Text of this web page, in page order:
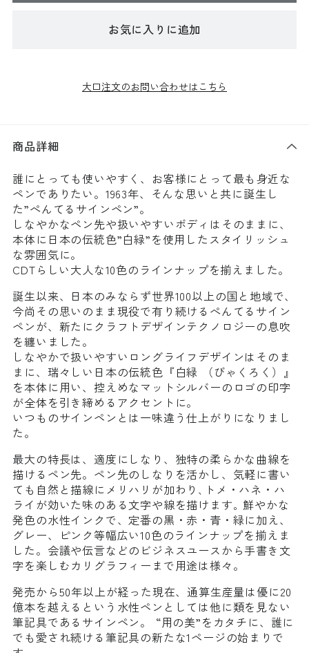
お気に入りに追加
大口注文のお問い合わせはこちら
商品詳細
誰にとっても使いやすく、お客様にとって最も身近な
ペンでありたい。1963年、そんな思いと共に誕生し
た”ぺんてるサインペン”。
しなやかなペン先や扱いやすいボディはそのままに、
本体に日本の伝統色”白緑”を使用したスタイリッシュ
な雰囲気に。
CDTらしい大人な10色のラインナップを揃えました。
誕生以来、日本のみならず世界100以上の国と地域で、
今尚その思いのまま現役で有り続けるぺんてるサイン
ペンが、新たにクラフトデザインテクノロジーの息吹
を纏いました。
しなやかで扱いやすいロングライフデザインはそのま
まに、瑞々しい日本の伝統色『白緑 （びゃくろく）』
を本体に用い、控えめなマットシルバーのロゴの印字
が全体を引き締めるアクセントに。
いつものサインペンとは一味違う仕上がりになりまし
た。
最大の特長は、適度にしなり、独特の柔らかな曲線を
描けるペン先。ペン先のしなりを活かし、気軽に書い
ても自然と描線にメリハリが加わり､トメ・ハネ・ハ
ライが効いた味のある文字や線を描けます｡ 鮮やかな
発色の水性インクで、定番の黒・赤・青・緑に加え、
グレー、ピンク等幅広い10色のラインナップを揃えま
した。会議や伝言などのビジネスユースから手書き文
字を楽しむカリグラフィーまで用途は様々。
発売から50年以上が経った現在、通算生産量は優に20
億本を越えるという水性ペンとしては他に類を見ない
筆記具であるサインペン。 “用の美”をカタチに、誰に
でも愛され続ける筆記具の新たな1ページの始まりで